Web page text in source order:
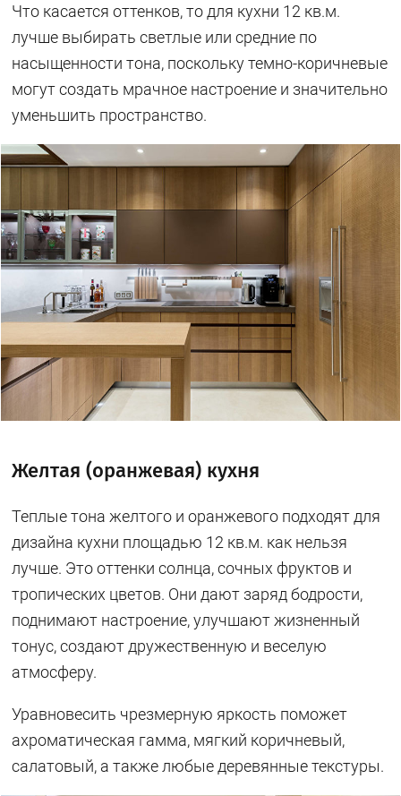
Что касается оттенков, то для кухни 12 кв.м.
лучше выбирать светлые или средние по
насыщенности тона, поскольку темно-коричневые
могут создать мрачное настроение и значительно
уменьшить пространство.
Желтая (оранжевая) кухня
Теплые тона желтого и оранжевого подходят для
дизайна кухни площадью 12 кв.м. как нельзя
лучше. Это оттенки солнца, сочных фруктов и
тропических цветов. Они дают заряд бодрости,
поднимают настроение, улучшают жизненный
тонус, создают дружественную и веселую
атмосферу.
Уравновесить чрезмерную яркость поможет
ахроматическая гамма, мягкий коричневый,
салатовый, а также любые деревянные текстуры.